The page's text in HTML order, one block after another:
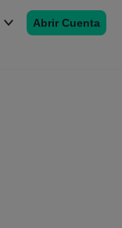
Abrir Cuenta